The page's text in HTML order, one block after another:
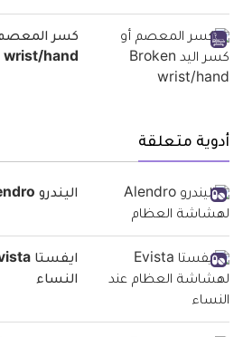
wrist/hand
أدوية متعلقة
اليندرو Alendro لهشاشة العظام
النساء